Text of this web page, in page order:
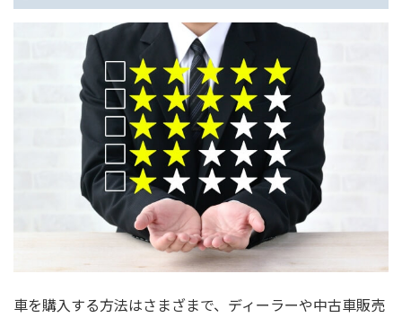
車を購入する方法はさまざまで、ディーラーや中古車販売